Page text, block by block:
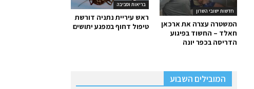
בריאות וסביבה
ראש עיריית נתניה דורשת
טיפול דחוף במפגע יתושים
חדשות ישובי השרון
המשטרה עצרה את ארכאן
חאלד – החשוד בפיגוע
הדריסה בכפר יונה
המובילים השבוע